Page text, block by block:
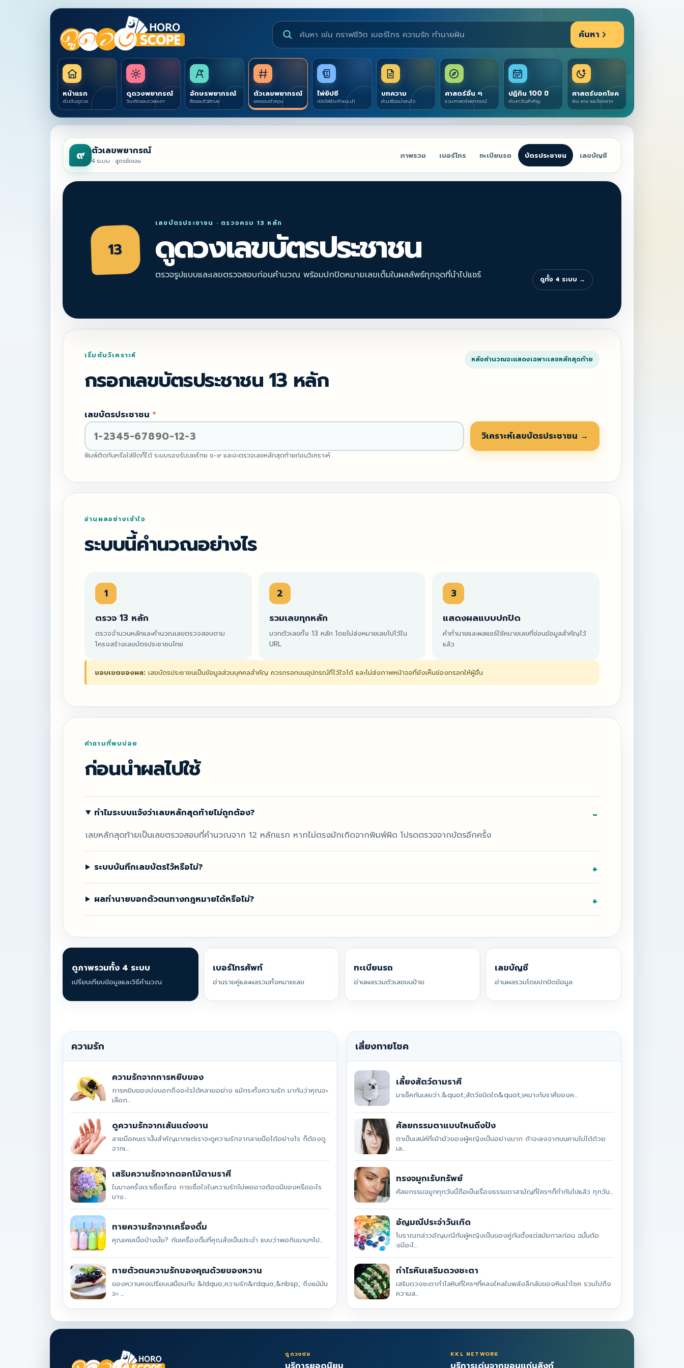
ค้นหาบริการดูดวงและบทความ
ค้นหา
หน้าแรก
เริ่มต้นดูดวง
ดูดวงพยากรณ์
วันเกิดและดวงชะตา
อักษรพยากรณ์
ชื่อและตัวอักษร
ตัวเลขพยากรณ์
เลขรอบตัวคุณ
ไพ่ยิปซี
เปิดไพ่รับคำแนะนำ
บทความ
อ่านเรื่องน่าสนใจ
ศาสตร์อื่น ๆ
รวมศาสตร์พยากรณ์
ปฏิทิน 100 ปี
ค้นหาวันสำคัญ
ศาสตร์บอกโชค
ฝัน ลาง และโชคลาภ
๙ ตัวเลขพยากรณ์
4 ระบบ · สูตรชัดเจน
ภาพรวม เบอร์โทร ทะเบียนรถ บัตรประชาชน เลขบัญชี
13
เลขบัตรประชาชน · ตรวจครบ 13 หลัก
ดูดวงเลขบัตรประชาชน
ตรวจรูปแบบและเลขตรวจสอบก่อนคำนวณ พร้อมปกปิดหมายเลขเต็มในผลลัพธ์ทุกจุดที่นำไปแชร์ ดูทั้ง 4 ระบบ →
เริ่มต้นวิเคราะห์
กรอกเลขบัตรประชาชน 13 หลัก
หลังคำนวณจะแสดงเฉพาะเลขหลักสุดท้าย
เลขบัตรประชาชน *
วิเคราะห์เลขบัตรประชาชน →
พิมพ์ติดกันหรือใส่ขีดก็ได้ ระบบรองรับเลขไทย ๐-๙ และจะตรวจเลขหลักสุดท้ายก่อนวิเคราะห์
อ่านผลอย่างเข้าใจ
ระบบนี้คำนวณอย่างไร
1
ตรวจ 13 หลัก
ตรวจจำนวนหลักและคำนวณเลขตรวจสอบตาม
โครงสร้างเลขบัตรประชาชนไทย
2
รวมเลขทุกหลัก
บวกตัวเลขทั้ง 13 หลัก โดยไม่ส่งหมายเลขไปไว้ใน
URL
3
แสดงผลแบบปกปิด
คำทำนายและผลแชร์ใช้หมายเลขที่ซ่อนข้อมูลสำคัญไว้
แล้ว
ขอบเขตของผล: เลขบัตรประชาชนเป็นข้อมูลส่วนบุคคลสำคัญ ควรกรอกบนอุปกรณ์ที่ไว้ใจได้ และไม่ส่งภาพหน้าจอที่ยังเห็นช่องกรอกให้ผู้อื่น
คำถามที่พบบ่อย
ก่อนนำผลไปใช้
ทำไมระบบแจ้งว่าเลขหลักสุดท้ายไม่ถูกต้อง?
เลขหลักสุดท้ายเป็นเลขตรวจสอบที่คำนวณจาก 12 หลักแรก หากไม่ตรงมักเกิดจากพิมพ์ผิด โปรดตรวจจากบัตรอีกครั้ง
ระบบบันทึกเลขบัตรไว้หรือไม่?
ผลทำนายบอกตัวตนทางกฎหมายได้หรือไม่?
ดูภาพรวมทั้ง 4 ระบบ
เปรียบเทียบข้อมูลและวิธีคำนวณ
เบอร์โทรศัพท์
อ่านรายคู่และผลรวมทั้งหมายเลข
ทะเบียนรถ
อ่านผลรวมตัวเลขบนป้าย
เลขบัญชี
อ่านผลรวมโดยปกปิดข้อมูล
ความรัก
ความรักจากการหยิบของ
การหยิบของบ่งบอกถึงอะไรได้หลายอย่าง แม้กระทั้งความรัก มากันว่าคุณจะ
เลือก...
ดูความรักจากเส้นแต่งงาน
ลายมือคนเรานั้นสำคัญมากแต่เราจะดูความรักจากลายมือได้อย่างไร ก็ต้องดู
จากเ...
เสริมความรักจากดอกไม้ตามราศี
ในบางครั้งเราเชื่อเรื่อง การเชื่อใจในความรักไม่พออาจต้องมีของหรืออะไร
บาง...
ทายความรักจากเครื่องดื่ม
คุณเคยเบื่อบ้างมั้ย? กับเครื่องดื่มที่คุณสั่งเป็นประจำ แบบว่าพอกินนานๆไป...
ทายตัวตนความรักของคุณด้วยของหวาน
ของหวานคงเปรียบเสมือนกับ &ldquo;ความรัก&rdquo;&nbsp; ถึงแม้มัน
จะ ...
เสี่ยงทายโชค
เลี้ยงสัตว์ตามราศี
มาเช็คกันเลยว่า..&quot;สัตว์ชนิดใด&quot;เหมาะกับราศีของค...
ศัลยกรรมตาแบบไหนถึงปัง
ตาเป็นเสน่ห์ที่เย้ายัวของผู้หญิงเป็นอย่างมาก ถ้าจะลงจากบนคานไม่ได้ด้วย
เล...
ทรงจมูกเรับทรัพย์
ศัลยกรรมจมูกทุกวันนี้ถือเป็นเรื่องธรรมดาสามัญที่ใครๆก็ทำกันไปแล้ว ทุกวัน...
อัญมณีประจำวันเกิด
โบราณกล่าวอัญมณีกับผู้หญิงเป็นของคู่กันตั้งแต่สมัยกาลก่อน ฉนั้นต้อ
งมีอะไ...
กำไรหินเสริมดวงชะตา
เสริมดวงชะตากำไลหินที่ใครๆที่หลงใหลในพลังลึกลับของหินนำโชค รวมไปถึง
ความส...
ดูดวงต่อ KKL NETWORK